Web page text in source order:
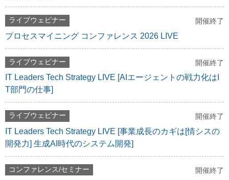
ライブウェビナー 開催終了
プロセスマイニング コンファレンス 2026 LIVE
ライブウェビナー 開催終了
IT Leaders Tech Strategy LIVE [AIエージェントの戦力化はI
T部門の仕事]
ライブウェビナー 開催終了
IT Leaders Tech Strategy LIVE [事業成長のカギは[情シスの
開発力] 生成AI時代のシステム開発]
コンファレンス/セミナー 開催終了